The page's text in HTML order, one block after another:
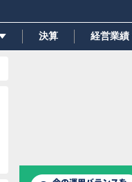
決算 経営業績